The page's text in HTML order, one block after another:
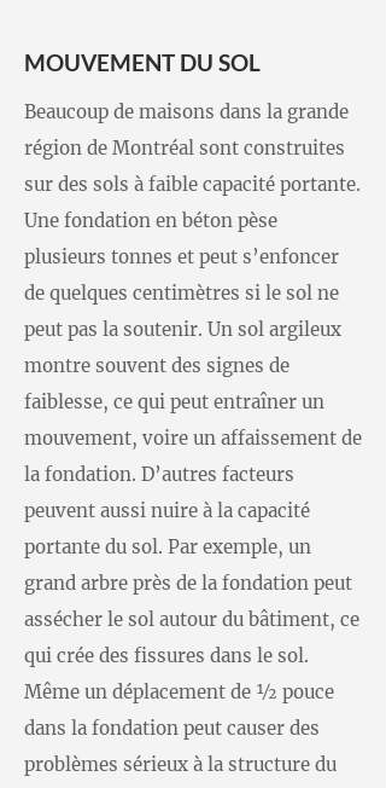
MOUVEMENT DU SOL
Beaucoup de maisons dans la grande
région de Montréal sont construites
sur des sols à faible capacité portante.
Une fondation en béton pèse
plusieurs tonnes et peut s’enfoncer
de quelques centimètres si le sol ne
peut pas la soutenir. Un sol argileux
montre souvent des signes de
faiblesse, ce qui peut entraîner un
mouvement, voire un affaissement de
la fondation. D’autres facteurs
peuvent aussi nuire à la capacité
portante du sol. Par exemple, un
grand arbre près de la fondation peut
assécher le sol autour du bâtiment, ce
qui crée des fissures dans le sol.
Même un déplacement de ½ pouce
dans la fondation peut causer des
problèmes sérieux à la structure du